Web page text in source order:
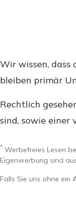
Wir wissen, dass
bleiben primär
Rechtlich
sind, sowie
* Werbefreies Lesen
Eigenwerbung sind
Falls Sie uns ohne ein